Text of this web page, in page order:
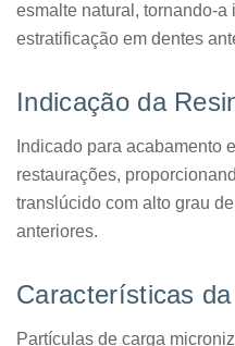
esmalte natural, tornando-
estratificação em dentes
Indicação da
Indicado para acabamento
restaurações,
translúcido com alto grau
anteriores.
Características
Partículas de carga